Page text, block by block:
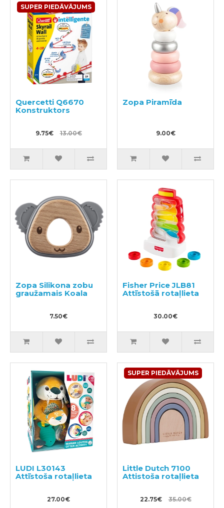
SUPER PIEDĀVĀJUMS
Quercetti Q6670
Konstruktors
9.75€ 13.00€
Zopa Piramīda
9.00€
Zopa Silikona zobu
graužamais Koala
7.50€
Fisher Price JLB81
Attīstošā rotaļlieta
30.00€
LUDI L30143
Attīstoša rotaļlieta
27.00€
SUPER PIEDĀVĀJUMS
Little Dutch 7100
Attistoša rotaļlieta
22.75€ 35.00€